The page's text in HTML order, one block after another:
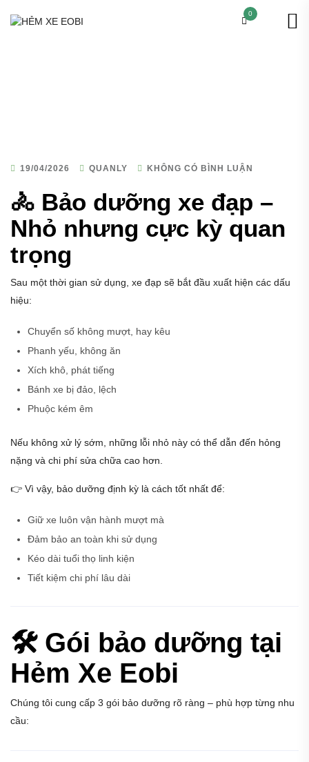
0
19/04/2026 QUANLY KHÔNG CÓ BÌNH LUẬN
🚴 Bảo dưỡng xe đạp –
Nhỏ nhưng cực kỳ quan
trọng
Sau một thời gian sử dụng, xe đạp sẽ bắt đầu xuất hiện các dấu
hiệu:
Chuyển số không mượt, hay kêu
Phanh yếu, không ăn
Xích khô, phát tiếng
Bánh xe bị đảo, lệch
Phuộc kém êm
Nếu không xử lý sớm, những lỗi nhỏ này có thể dẫn đến hỏng
nặng và chi phí sửa chữa cao hơn.
👉 Vì vậy, bảo dưỡng định kỳ là cách tốt nhất để:
Giữ xe luôn vận hành mượt mà
Đảm bảo an toàn khi sử dụng
Kéo dài tuổi thọ linh kiện
Tiết kiệm chi phí lâu dài
🛠️ Gói bảo dưỡng tại
Hẻm Xe Eobi
Chúng tôi cung cấp 3 gói bảo dưỡng rõ ràng – phù hợp từng nhu
cầu: